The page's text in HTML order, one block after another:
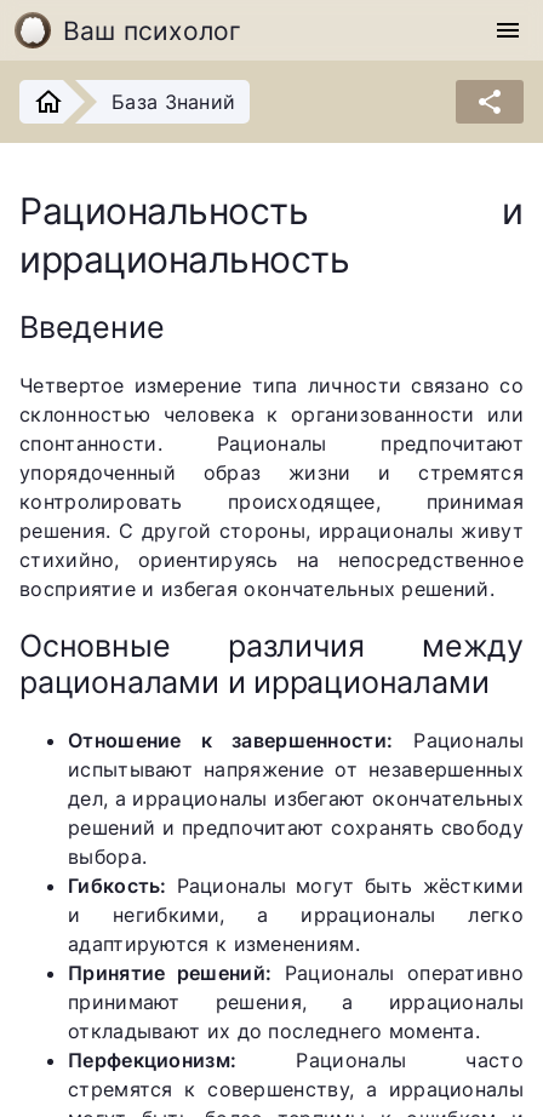
Ваш психолог menu
База Знаний share
Рациональность и
иррациональность
Введение
Четвертое измерение типа личности связано со
склонностью человека к организованности или
спонтанности. Рационалы предпочитают
упорядоченный образ жизни и стремятся
контролировать происходящее, принимая
решения. С другой стороны, иррационалы живут
стихийно, ориентируясь на непосредственное
восприятие и избегая окончательных решений.
Основные различия между
рационалами и иррационалами
Отношение к завершенности: Рационалы
испытывают напряжение от незавершенных
дел, а иррационалы избегают окончательных
решений и предпочитают сохранять свободу
выбора.
Гибкость: Рационалы могут быть жёсткими
и негибкими, а иррационалы легко
адаптируются к изменениям.
Принятие решений: Рационалы оперативно
принимают решения, а иррационалы
откладывают их до последнего момента.
Перфекционизм: Рационалы часто
стремятся к совершенству, а иррационалы